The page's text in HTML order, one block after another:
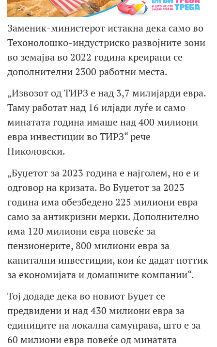
Заменик-министерот истакна дека само во
Техонолошко-индустриско развојните зони
во земајва во 2022 година креирани се
дополнителни 2300 работни места.
„Извозот од ТИРЗ е над 3,7 милијарди евра.
Таму работат над 16 илјади луѓе и само
минатата година имаше над 400 милиони
евра инвестиции во ТИРЗ“ рече
Николовски.
„Буџетот за 2023 година е најголем, но е и
одговор на кризата. Во Буџетот за 2023
година има обезбедено 225 милиони евра
само за антикризни мерки. Дополнително
има 120 милиони евра повеќе за
пензионерите, 800 милиони евра за
капитални инвестиции, кои ќе дадат поттик
за економијата и домашните компании“.
Тој додаде дека во новиот Буџет се
предвидени и над 430 милиони евра за
единиците на локална самуправа, што е за
60 милиони евра повеќе од минатата